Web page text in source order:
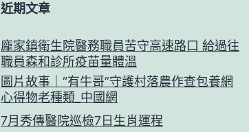
近期文章
龐家鎮衛生院醫務職員苦守高速路口 給過往
職員森和診所疫苗量體溫
圖片故事｜“有牛哥”守護村落農作查包養網
心得物老種類_中國網
7月秀傳醫院巡檢7日生肖運程